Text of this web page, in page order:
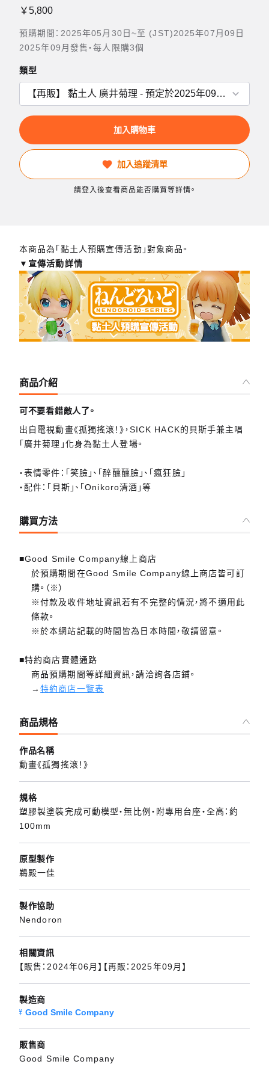
￥5,800
預購期間：2025年05月30日~至 (JST)2025年07月09日
2025年09月發售・每人限購3個
類型
加入購物車
加入追蹤清單
請登入後查看商品能否購買等詳情。
本商品為「黏土人預購宣傳活動」對象商品。
▼宣傳活動詳情
商品介紹
可不要看錯敵人了。
出自電視動畫《孤獨搖滾！》，SICK HACK的貝斯手兼主唱
「廣井菊理」化身為黏土人登場。
・表情零件：「笑臉」、「醉醺醺臉」、「瘋狂臉」
・配件：「貝斯」、「Onikoro清酒」等
購買方法
■Good Smile Company線上商店
於預購期間在Good Smile Company線上商店皆可訂
購。（※）
※付款及收件地址資訊若有不完整的情況，將不適用此
條款。
※於本網站記載的時間皆為日本時間，敬請留意。
■特約商店實體通路
商品預購期間等詳細資訊，請洽詢各店鋪。
→特約商店一覽表
商品規格
作品名稱
動畫《孤獨搖滾！》
規格
塑膠製塗裝完成可動模型・無比例・附專用台座・全高：約
100mm
原型製作
鵜殿一佳
製作協助
Nendoron
相關資訊
【販售：2024年06月】【再販：2025年09月】
製造商
Good Smile Company
販售商
Good Smile Company